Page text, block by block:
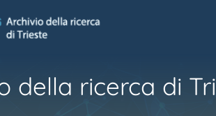
della ricerca di